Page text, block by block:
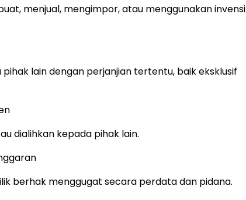
menjual, mengimpor, atau menggunakan invensi
lain dengan perjanjian tertentu, baik eksklusif
dialihkan kepada pihak lain.
berhak menggugat secara perdata dan pidana.